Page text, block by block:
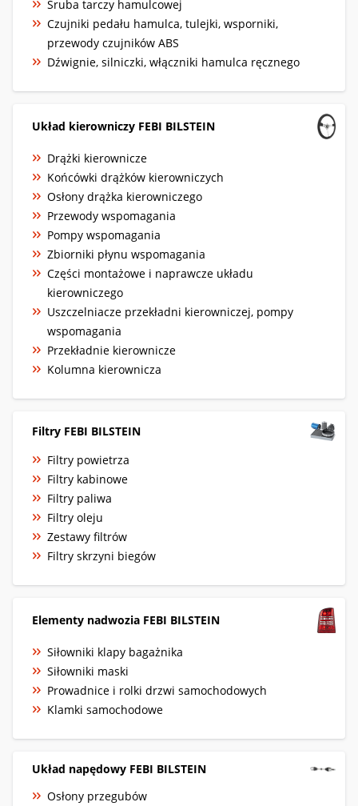
Śruba tarczy hamulcowej
Czujniki pedału hamulca, tulejki, wsporniki,
przewody czujników ABS
Dźwignie, silniczki, włączniki hamulca ręcznego
Układ kierowniczy FEBI BILSTEIN
Drążki kierownicze
Końcówki drążków kierowniczych
Osłony drążka kierowniczego
Przewody wspomagania
Pompy wspomagania
Zbiorniki płynu wspomagania
Części montażowe i naprawcze układu
kierowniczego
Uszczelniacze przekładni kierowniczej, pompy
wspomagania
Przekładnie kierownicze
Kolumna kierownicza
Filtry FEBI BILSTEIN
Filtry powietrza
Filtry kabinowe
Filtry paliwa
Filtry oleju
Zestawy filtrów
Filtry skrzyni biegów
Elementy nadwozia FEBI BILSTEIN
Siłowniki klapy bagażnika
Siłowniki maski
Prowadnice i rolki drzwi samochodowych
Klamki samochodowe
Układ napędowy FEBI BILSTEIN
Osłony przegubów